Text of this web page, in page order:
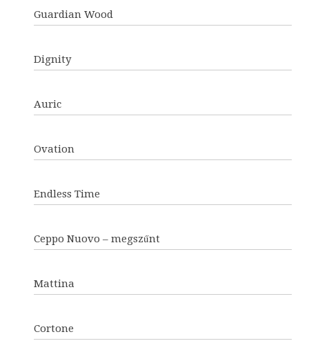
Guardian Wood
Dignity
Auric
Ovation
Endless Time
Ceppo Nuovo – megszűnt
Mattina
Cortone